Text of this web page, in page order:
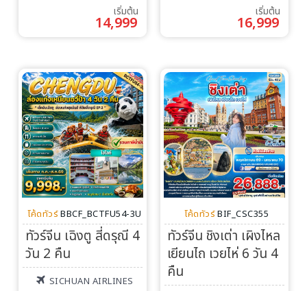
เริ่มต้น
14,999
เริ่มต้น
16,999
โค้ดทัวร์ BBCF_BCTFU54-3U
ทัวร์จีน เฉิงตู สี่ดรุณี 4
วัน 2 คืน
SICHUAN AIRLINES
โค้ดทัวร์ BIF_CSC355
ทัวร์จีน ชิงเต่า เผิงไหล
เยียนไถ เวยไห่ 6 วัน 4
คืน